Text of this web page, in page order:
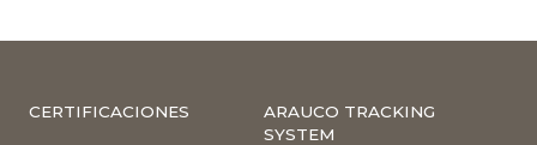
CERTIFICACIONES
ARAUCO TRACKING
SYSTEM